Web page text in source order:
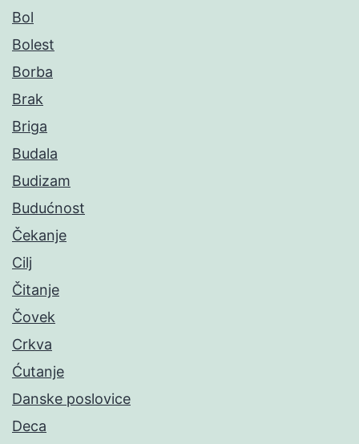
Bol
Bolest
Borba
Brak
Briga
Budala
Budizam
Budućnost
Čekanje
Cilj
Čitanje
Čovek
Crkva
Ćutanje
Danske poslovice
Deca